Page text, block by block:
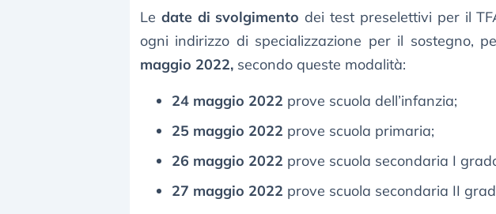
Le date di svolgimento dei test preselettivi per il
ogni indirizzo di specializzazione per il sostegno,
maggio 2022, secondo queste modalità:
24 maggio 2022 prove scuola dell’infanzia;
25 maggio 2022 prove scuola primaria;
26 maggio 2022 prove scuola secondaria I
27 maggio 2022 prove scuola secondaria II